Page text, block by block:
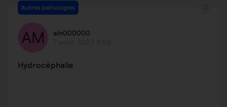
Autres pathologies
aln000000
Hydrocéphalie